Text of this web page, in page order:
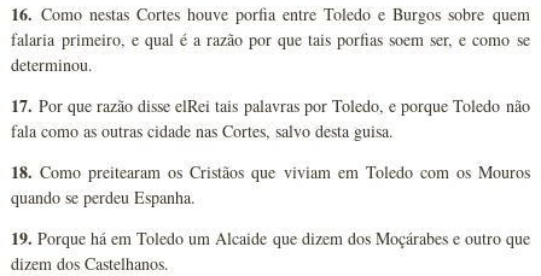
16. Como nestas Cortes houve porfia entre Toledo e Burgos sobre quem
falaria primeiro, e qual é a razão por que tais porfias soem ser, e como se
determinou.
17. Por que razão disse elRei tais palavras por Toledo, e porque Toledo não
fala como as outras cidade nas Cortes, salvo desta guisa.
18. Como preitearam os Cristãos que viviam em Toledo com os Mouros
quando se perdeu Espanha.
19. Porque há em Toledo um Alcaide que dizem dos Moçárabes e outro que
dizem dos Castelhanos.